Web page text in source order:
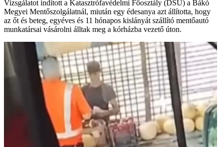
Vizsgálatot indított a Katasztrófavédelmi Főosztály (DSU) a Bákó
Megyei Mentőszolgálatnál, miután egy édesanya azt állította, hogy
az őt és beteg, egyéves és 11 hónapos kislányát szállító mentőautó
munkatársai vásárolni álltak meg a kórházba vezető úton.